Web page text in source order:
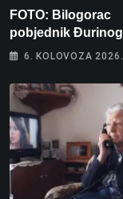
FOTO: Bilogorac
pobjednik Đurinog
memorijala
6. KOLOVOZA 2026.